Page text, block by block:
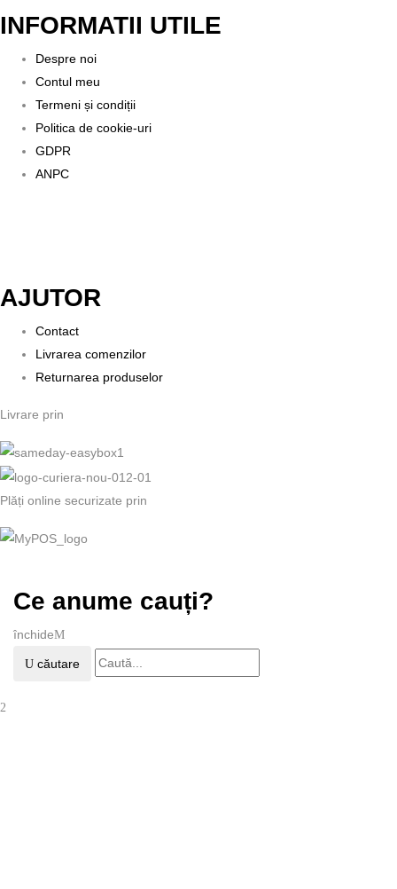
INFORMATII UTILE
Despre noi
Contul meu
Termeni și condiții
Politica de cookie-uri
GDPR
ANPC
AJUTOR
Contact
Livrarea comenzilor
Returnarea produselor
Livrare prin
Plăți online securizate prin
Ce anume cauți?
închide
căutare